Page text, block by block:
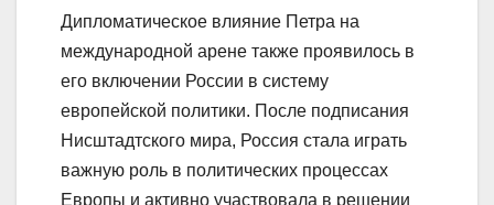
Дипломатическое влияние Петра на
международной арене также проявилось в
его включении России в систему
европейской политики. После подписания
Нисштадтского мира, Россия стала играть
важную роль в политических процессах
Европы и активно участвовала в решении